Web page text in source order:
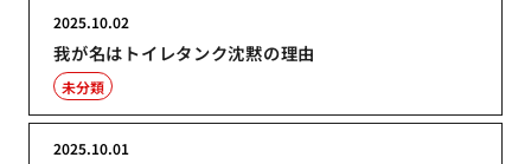
我が名はトイレタンク沈黙の理由
2025.10.02
未分類
2025.10.01